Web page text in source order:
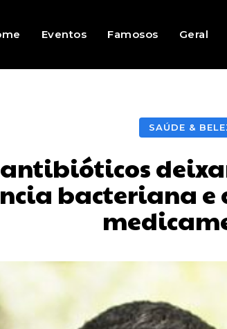
Eventos Famosos Geral
SAÚDE &
bacteriana